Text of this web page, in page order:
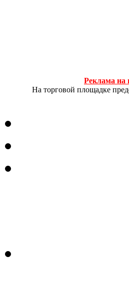
Реклама на
На торговой площадке